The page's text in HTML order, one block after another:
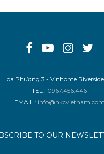
Hoa Phượng 3 - Vinhome
TEL : 0967.456.446
EMAIL : info@nkcvietnam.com
TO OUR